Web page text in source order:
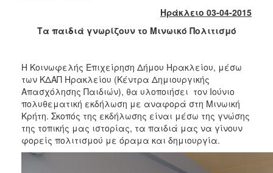
2019
2017
2016
2015
2013
2012
2011
Ηράκλειο 03-04-2015
Τα παιδιά γνωρίζουν το Μινωικό Πολιτισμό
Η Κοινωφελής Επιχείρηση Δήμου Ηρακλείου, μέσω
των ΚΔΑΠ Ηρακλείου (Κέντρα Δημιουργικής
Απασχόλησης Παιδιών), θα υλοποιήσει τον Ιούνιο
πολυθεματική εκδήλωση με αναφορά στη Μινωική
Κρήτη. Σκοπός της εκδήλωσης είναι μέσω της γνώσης
της τοπικής μας ιστορίας, τα παιδιά μας να γίνουν
φορείς πολιτισμού με όραμα και δημιουργία.